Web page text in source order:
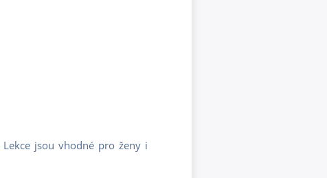
jsou vhodné pro ženy i